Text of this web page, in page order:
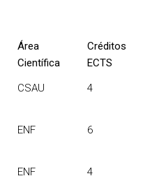
Área
Científica
Créditos
ECTS
CSAU 4
ENF 6
ENF
4